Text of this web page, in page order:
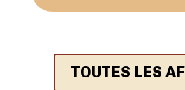
TOUTES LES